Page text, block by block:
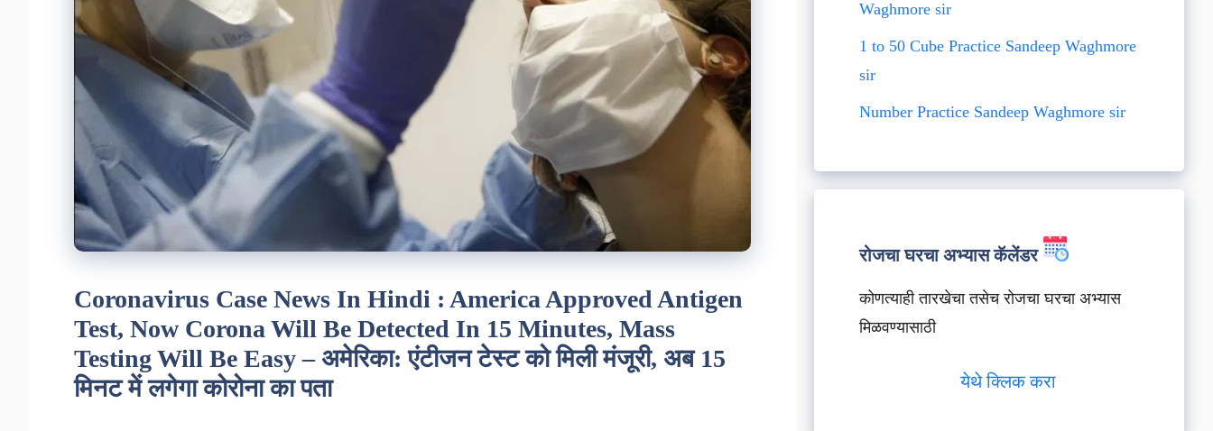
Coronavirus Case News In Hindi : America Approved Antigen
Test, Now Corona Will Be Detected In 15 Minutes, Mass
Testing Will Be Easy – अमेरिका: एंटीजन टेस्ट को मिली मंजूरी, अब 15
मिनट में लगेगा कोरोना का पता
Waghmore sir
1 to 50 Cube Practice Sandeep Waghmore
sir
Number Practice Sandeep Waghmore sir
रोजचा घरचा अभ्यास कॅलेंडर
कोणत्याही तारखेचा तसेच रोजचा घरचा अभ्यास
मिळवण्यासाठी
येथे क्लिक करा